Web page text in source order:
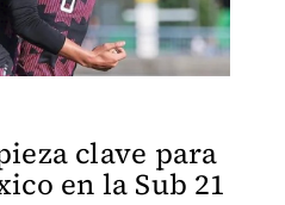
clave para
en la Sub 21